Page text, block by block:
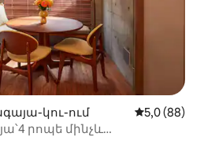
կու-ում Միջին
5,0 (88)
րոպե մինչև